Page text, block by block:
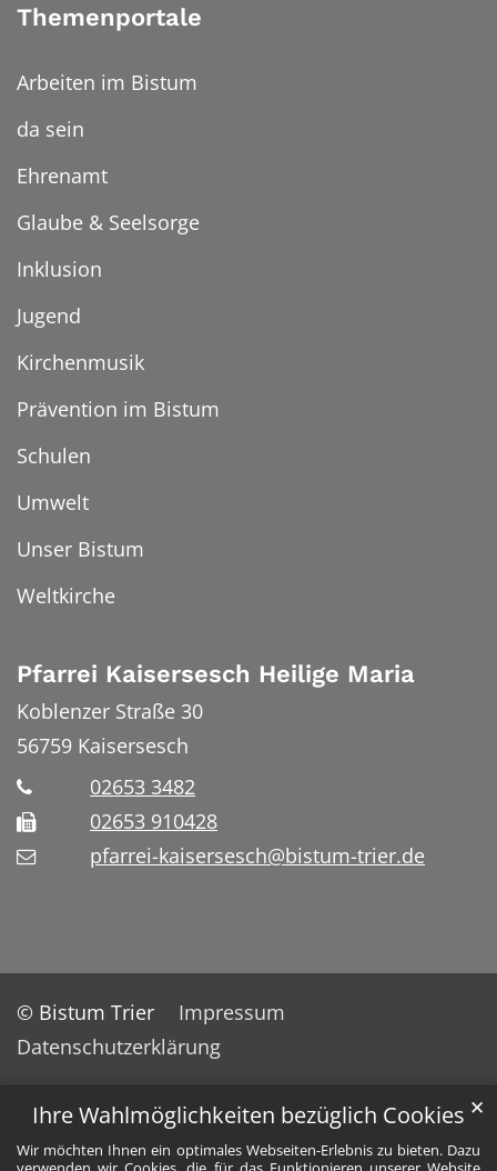
Ihre Wahlmöglichkeiten bezüglich Cookies
Wir möchten Ihnen ein optimales Webseiten-Erlebnis zu bieten. Dazu
✕
Themenportale
Arbeiten im Bistum
da sein
Ehrenamt
Glaube & Seelsorge
Inklusion
Jugend
Kirchenmusik
Prävention im Bistum
Schulen
Umwelt
Unser Bistum
Weltkirche
Pfarrei Kaisersesch Heilige Maria
Koblenzer Straße 30
56759 Kaisersesch
02653 3482
02653 910428
pfarrei-kaisersesch@bistum-trier.de
© Bistum Trier
Impressum
Datenschutzerklärung